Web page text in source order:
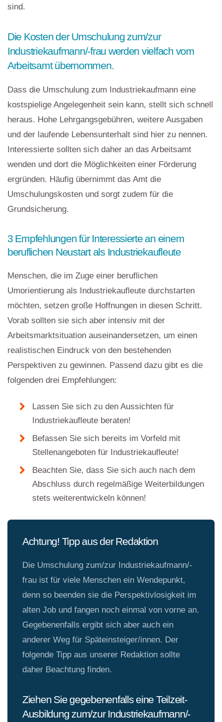
sind.
Die Kosten der Umschulung zum/zur
Industriekaufmann/-frau werden vielfach vom
Arbeitsamt übernommen.
Dass die Umschulung zum Industriekaufmann eine
kostspielige Angelegenheit sein kann, stellt sich schnell
heraus. Hohe Lehrgangsgebühren, weitere Ausgaben
und der laufende Lebensunterhalt sind hier zu nennen.
Interessierte sollten sich daher an das Arbeitsamt
wenden und dort die Möglichkeiten einer Förderung
ergründen. Häufig übernimmt das Amt die
Umschulungskosten und sorgt zudem für die
Grundsicherung.
3 Empfehlungen für Interessierte an einem
beruflichen Neustart als Industriekaufleute
Menschen, die im Zuge einer beruflichen
Umorientierung als Industriekaufleute durchstarten
möchten, setzen große Hoffnungen in diesen Schritt.
Vorab sollten sie sich aber intensiv mit der
Arbeitsmarktsituation auseinandersetzen, um einen
realistischen Eindruck von den bestehenden
Perspektiven zu gewinnen. Passend dazu gibt es die
folgenden drei Empfehlungen:
Lassen Sie sich zu den Aussichten für
Industriekaufleute beraten!
Befassen Sie sich bereits im Vorfeld mit
Stellenangeboten für Industriekaufleute!
Beachten Sie, dass Sie sich auch nach dem
Abschluss durch regelmäßige Weiterbildungen
stets weiterentwickeln können!
Achtung! Tipp aus der Redaktion
Die Umschulung zum/zur Industriekaufmann/-
frau ist für viele Menschen ein Wendepunkt,
denn so beenden sie die Perspektivlosigkeit im
alten Job und fangen noch einmal von vorne an.
Gegebenenfalls ergibt sich aber auch ein
anderer Weg für Späteinsteiger/innen. Der
folgende Tipp aus unserer Redaktion sollte
daher Beachtung finden.
Ziehen Sie gegebenenfalls eine Teilzeit-
Ausbildung zum/zur Industriekaufmann/-